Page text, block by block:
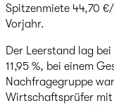
Spitzenmiete 44,70
Vorjahr.
Der Leerstand lag
11,95 %, bei einem
Nachfragegruppe
Wirtschaftsprüfer mit